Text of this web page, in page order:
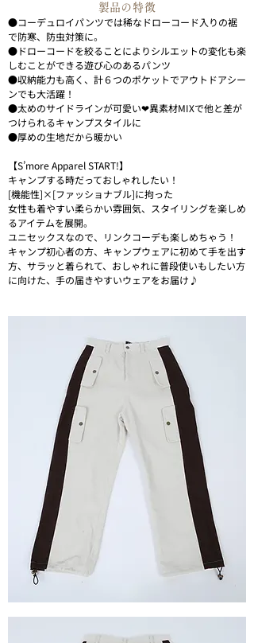
​製品の特徴
●コーデュロイパンツでは稀なドローコード入りの裾
で防寒、防虫対策に。
●ドローコードを絞ることによりシルエットの変化も楽
しむことができる遊び心のあるパンツ
●収納能力も高く、計６つのポケットでアウトドアシー
ンでも大活躍！
●太めのサイドラインが可愛い❤︎異素材MIXで他と差が
つけられるキャンプスタイルに
●厚めの生地だから暖かい
【S’more Apparel START!】
キャンプする時だっておしゃれしたい！
[機能性]×[ファッショナブル]に拘った
女性も着やすい柔らかい雰囲気、スタイリングを楽しめ
るアイテムを展開。
ユニセックスなので、リンクコーデも楽しめちゃう！
キャンプ初心者の方、キャンプウェアに初めて手を出す
方、サラッと着られて、おしゃれに普段使いもしたい方
に向けた、手の届きやすいウェアをお届け♪